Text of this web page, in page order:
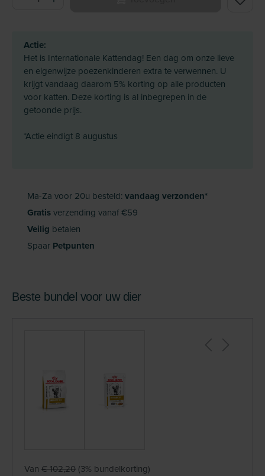
Actie:
Het is Internationale Kattendag! Een dag om onze lieve
en eigenwijze poezenkinderen extra te verwennen. U
krijgt vandaag daarom 5% korting op alle producten
voor katten. Deze korting is al inbegrepen in de
getoonde prijs.
*Actie eindigt 8 augustus
Ma-Za voor 20u besteld: vandaag verzonden*
Gratisverzending vanaf €59
Veilig betalen
Spaar Petpunten
Beste bundel voor uw dier
Van € 102,20 (3% bundelkorting)